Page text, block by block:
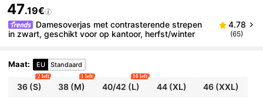
47.19€
Damesoverjas met contrasterende strepen
in zwart, geschikt voor op kantoor, herfst/winter
4.78
(65)
Maat: EU Standaard
36(S)
2 left
38 (M)
1 left
40/42 (L)
10 left
44(XL) 46 (XXL)